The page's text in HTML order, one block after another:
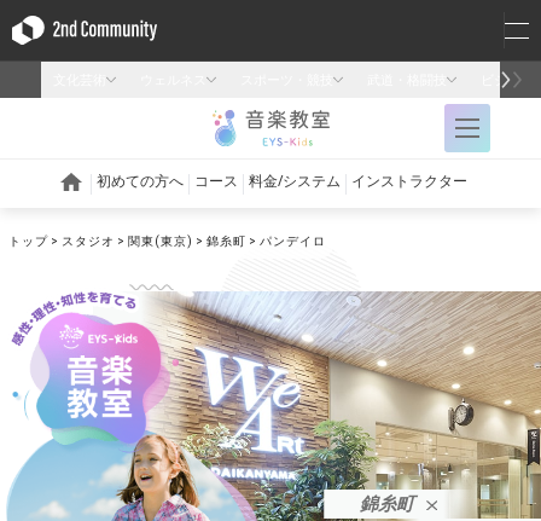
トップ スタジオ 関東(東京) 錦糸町 パンデイロ
錦糸町